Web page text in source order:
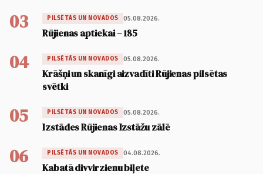
03 PILSĒTĀS UN NOVADOS 05.08.2026.
Rūjienas aptiekai – 185
04 PILSĒTĀS UN NOVADOS 05.08.2026.
Krāšņi un skanīgi aizvadīti Rūjienas pilsētas
svētki
05 PILSĒTĀS UN NOVADOS 05.08.2026.
Izstādes Rūjienas Izstāžu zālē
06 PILSĒTĀS UN NOVADOS 04.08.2026.
Kabatā divvirzienu biļete